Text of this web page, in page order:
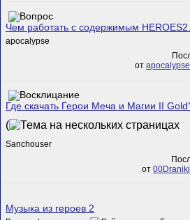
Чем работать с содержимым
apocalypse
от apocalypse
Где скачать Герои Меча и Магии II
(
Sanchouser
от 00Draniki
Музыка из героев 2